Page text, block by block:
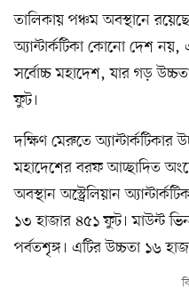
তালিকায় পঞ্চম অবস্থানে
অ্যান্টার্কটিকা কোনো দেশ নয়,
সর্বোচ্চ মহাদেশ, যার গড়
ফুট।
দক্ষিণ মেরুতে
মহাদেশের বরফ আচ্ছাদিত
অবস্থান অস্ট্রেলিয়ান
১৩ হাজার ৪৫১ ফুট। মাউন্ট
পর্বতশৃঙ্গ। এটির উচ্চতা ১৬